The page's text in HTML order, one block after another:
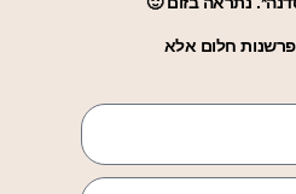
חלום אלא